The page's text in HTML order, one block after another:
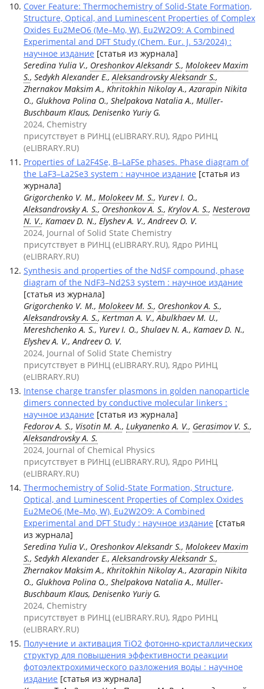
Cover Feature: Thermochemistry of Solid-State Formation,
Structure, Optical, and Luminescent Properties of Complex
Oxides Eu2MeO6 (Me–Mo, W), Eu2W2O9: A Combined
Experimental and DFT Study (Chem. Eur. J. 53/2024) :
научное издание [статья из журнала]
Seredina Yulia V., Oreshonkov Aleksandr S., Molokeev Maxim
S., Sedykh Alexander E.,Aleksandrovsky Aleksandr S.,
Zhernakov Maksim A., Khritokhin Nikolay A., Azarapin Nikita
O., Glukhova Polina O., Shelpakova Natalia A., Müller-
Buschbaum Klaus, Denisenko Yuriy G.
2024, Chemistry
присутствует в РИНЦ (eLIBRARY.RU), Ядро РИНЦ
(eLIBRARY.RU)
Properties of La2F4Se, B–LaFSe phases. Phase diagram of
the LaF3–La2Se3 system : научное издание [статья из
журнала]
Grigorchenko V. M., Molokeev M. S., Yurev I. O.,
Aleksandrovsky A. S., Oreshonkov A. S., Krylov A. S., Nesterova
N. V., Kamaev D. N., Elyshev A. V., Andreev O. V.
2024, Journal of Solid State Chemistry
присутствует в РИНЦ (eLIBRARY.RU), Ядро РИНЦ
(eLIBRARY.RU)
Synthesis and properties of the NdSF compound, phase
diagram of the NdF3–Nd2S3 system : научное издание
[статья из журнала]
Grigorchenko V. M., Molokeev M. S., Oreshonkov A. S.,
Aleksandrovsky A. S., Kertman A. V., Abulkhaev M. U.,
Mereshchenko A. S., Yurev I. O., Shulaev N. А., Kamaev D. N.,
Elyshev A. V., Andreev O. V.
2024, Journal of Solid State Chemistry
присутствует в РИНЦ (eLIBRARY.RU), Ядро РИНЦ
(eLIBRARY.RU)
Intense charge transfer plasmons in golden nanoparticle
dimers connected by conductive molecular linkers :
научное издание [статья из журнала]
Fedorov A. S., Visotin M. A., Lukyanenko A. V., Gerasimov V. S.,
Aleksandrovsky A. S.
2024, Journal of Chemical Physics
присутствует в РИНЦ (eLIBRARY.RU), Ядро РИНЦ
(eLIBRARY.RU)
Thermochemistry of Solid-State Formation, Structure,
Optical, and Luminescent Properties of Complex Oxides
Eu2MeO6 (Me–Mo, W), Eu2W2O9: A Combined
Experimental and DFT Study : научное издание [статья
из журнала]
Seredina Yulia V., Oreshonkov Aleksandr S., Molokeev Maxim
S., Sedykh Alexander E.,Aleksandrovsky Aleksandr S.,
Zhernakov Maksim A., Khritokhin Nikolay A., Azarapin Nikita
O., Glukhova Polina O., Shelpakova Natalia A., Müller-
Buschbaum Klaus, Denisenko Yuriy G.
2024, Chemistry
присутствует в РИНЦ (eLIBRARY.RU), Ядро РИНЦ
(eLIBRARY.RU)
Получение и активация TiO2 фотонно-кристаллических
структур для повышения эффективности реакции
фотоэлектрохимического разложения воды : научное
издание [статья из журнала]